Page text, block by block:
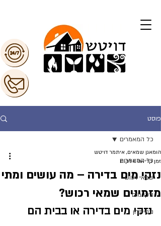
פוסט
כל המאמרים
שמאי רכוש
נזקי מים
נזקי זדון
כל המאמרים
נזקי מים בדירה – מה עושים ומתי
מזמינים שמאי רכוש?
הומאגן שמאים, איתמר דויטש
זמן קריאה 4 דקות
נזקי מים בדירה או בבית הם